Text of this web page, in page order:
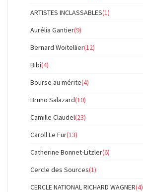
ARTISTES INCLASSABLES(1)
Aurélia Gantier(9)
Bernard Woitellier(12)
Bibi(4)
Bourse au mérite(4)
Bruno Salazard(10)
Camille Claudel(23)
Caroll Le Fur(13)
Catherine Bonnet-Litzler(6)
Cercle des Sources(1)
CERCLE NATIONAL RICHARD WAGNER(4)